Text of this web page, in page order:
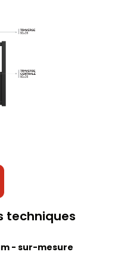
techniques
- sur-mesure